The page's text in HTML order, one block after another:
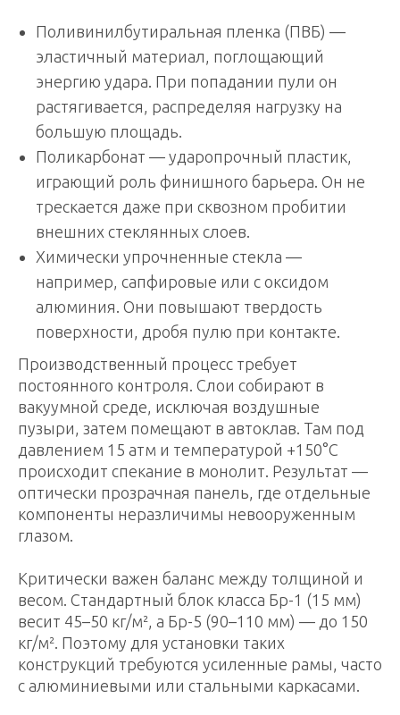
Поливинилбутиральная пленка (ПВБ) —
эластичный материал, поглощающий
энергию удара. При попадании пули он
растягивается, распределяя нагрузку на
большую площадь.
Поликарбонат — ударопрочный пластик,
играющий роль финишного барьера. Он не
трескается даже при сквозном пробитии
внешних стеклянных слоев.
Химически упрочненные стекла —
например, сапфировые или с оксидом
алюминия. Они повышают твердость
поверхности, дробя пулю при контакте.
Производственный процесс требует
постоянного контроля. Слои собирают в
вакуумной среде, исключая воздушные
пузыри, затем помещают в автоклав. Там под
давлением 15 атм и температурой +150°C
происходит спекание в монолит. Результат —
оптически прозрачная панель, где отдельные
компоненты неразличимы невооруженным
глазом.
Критически важен баланс между толщиной и
весом. Стандартный блок класса Бр-1 (15 мм)
весит 45–50 кг/м², а Бр-5 (90–110 мм) — до 150
кг/м². Поэтому для установки таких
конструкций требуются усиленные рамы, часто
с алюминиевыми или стальными каркасами.